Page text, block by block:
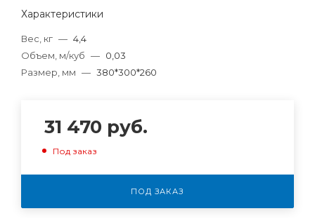
Характеристики
Вес, кг — 4,4
Объем, м/куб — 0,03
Размер, мм — 380*300*260
31 470 руб.
Под заказ
ПОД ЗАКАЗ